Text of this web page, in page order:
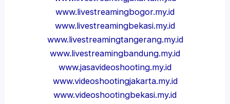
www.livestreamingbogor.my.id
www.livestreamingbekasi.my.id
www.livestreamingtangerang.my.id
www.livestreamingbandung.my.id
www.jasavideoshooting.my.id
www.videoshootingjakarta.my.id
www.videoshootingbekasi.my.id